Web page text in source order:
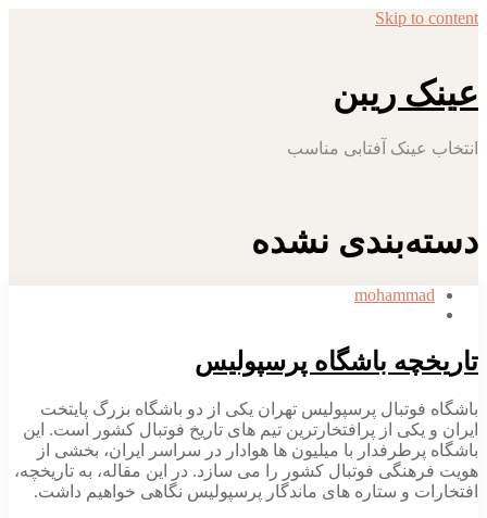
Skip to content
عینک ریبن
انتخاب عینک آفتابی مناسب
دسته‌بندی نشده
mohammad
تاریخچه باشگاه پرسپولیس
باشگاه فوتبال پرسپولیس تهران یکی از دو باشگاه بزرگ پایتخت
ایران و یکی از پرافتخارترین تیم های تاریخ فوتبال کشور است. این
باشگاه پرطرفدار با میلیون ها هوادار در سراسر ایران، بخشی از
هویت فرهنگی فوتبال کشور را می سازد. در این مقاله، به تاریخچه،
افتخارات و ستاره های ماندگار پرسپولیس نگاهی خواهیم داشت.